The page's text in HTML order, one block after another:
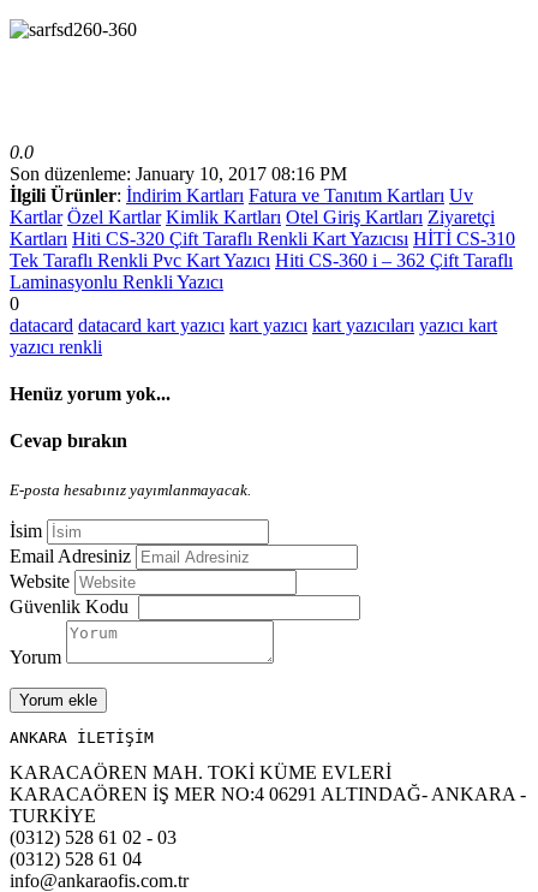
0.0
Son düzenleme: January 10, 2017 08:16 PM
İlgili Ürünler: İndirim Kartları Fatura ve Tanıtım Kartları Uv
Kartlar Özel Kartlar Kimlik Kartları Otel Giriş Kartları Ziyaretçi
Kartları Hiti CS-320 Çift Taraflı Renkli Kart Yazıcısı HİTİ CS-310
Tek Taraflı Renkli Pvc Kart Yazıcı Hiti CS-360 i – 362 Çift Taraflı
Laminasyonlu Renkli Yazıcı
0
datacard datacard kart yazıcı kart yazıcı kart yazıcıları yazıcı kart
yazıcı renkli
Henüz yorum yok...
Cevap bırakın
E-posta hesabınız yayımlanmayacak.
İsim
Email Adresiniz
Website
Güvenlik Kodu
Yorum
Yorum ekle
ANKARA İLETİŞİM
KARACAÖREN MAH. TOKİ KÜME EVLERİ
KARACAÖREN İŞ MER NO:4 06291 ALTINDAĞ- ANKARA -
TURKİYE
(0312) 528 61 02 - 03
(0312) 528 61 04
info@ankaraofis.com.tr